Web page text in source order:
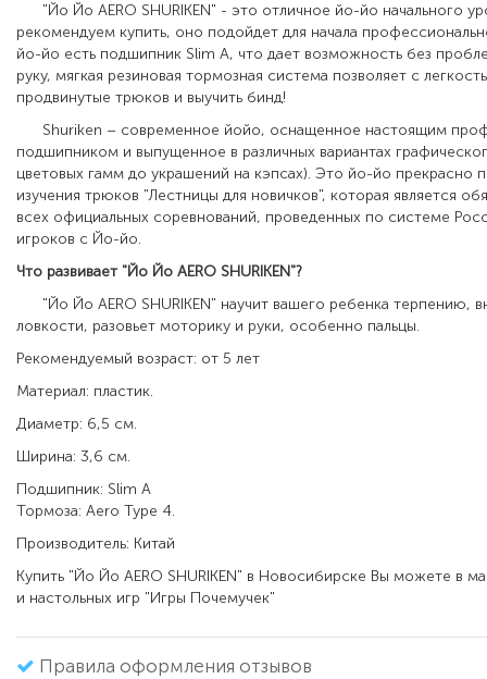
"Йо Йо AERO SHURIKEN" - это отличное йо-йо начального
рекомендуем купить, оно подойдет для начала
йо-йо есть подшипник Slim A, что дает возможность без
руку, мягкая резиновая тормозная система позволяет с
продвинутые трюков и выучить бинд!
Shuriken – современное йойо, оснащенное настоящим
подшипником и выпущенное в различных вариантах
цветовых гамм до украшений на кэпсах). Это йо-йо прекрасно
изучения трюков "Лестницы для новичков", которая является
всех официальных соревнований, проведенных по системе
игроков с Йо-йо.
Что развивает "Йо Йо AERO SHURIKEN"?
"Йо Йо AERO SHURIKEN" научит вашего ребенка терпению,
ловкости, разовьет моторику и руки, особенно пальцы.
Рекомендуемый возраст: от 5 лет
Материал: пластик.
Диаметр: 6,5 см.
Ширина: 3,6 см.
Подшипник: Slim A
Тормоза: Aero Type 4.
Производитель: Китай
Купить "Йо Йо AERO SHURIKEN" в Новосибирске Вы можете в
и настольных игр "Игры Почемучек"
Правила оформления отзывов